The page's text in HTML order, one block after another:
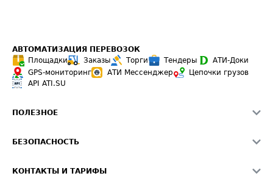
АВТОМАТИЗАЦИЯ ПЕРЕВОЗОК
Площадки
Заказы Торги Тендеры
АТИ-Доки
GPS-мониторинг
АТИ Мессенджер
Цепочки грузов
API ATI.SU
ПОЛЕЗНОЕ
Звезды ATI.SU на вашем сайте
БЕЗОПАСНОСТЬ
КОНТАКТЫ И ТАРИФЫ